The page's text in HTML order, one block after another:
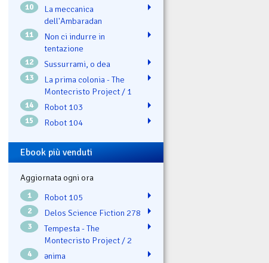
10
La meccanica
dell'Ambaradan
11
Non ci indurre in
tentazione
12 Sussurrami, o dea
13
La prima colonia - The
Montecristo Project / 1
14 Robot 103
15 Robot 104
Ebook più venduti
Aggiornata ogni ora
1 Robot 105
2 Delos Science Fiction 278
3
Tempesta - The
Montecristo Project / 2
4 ənima